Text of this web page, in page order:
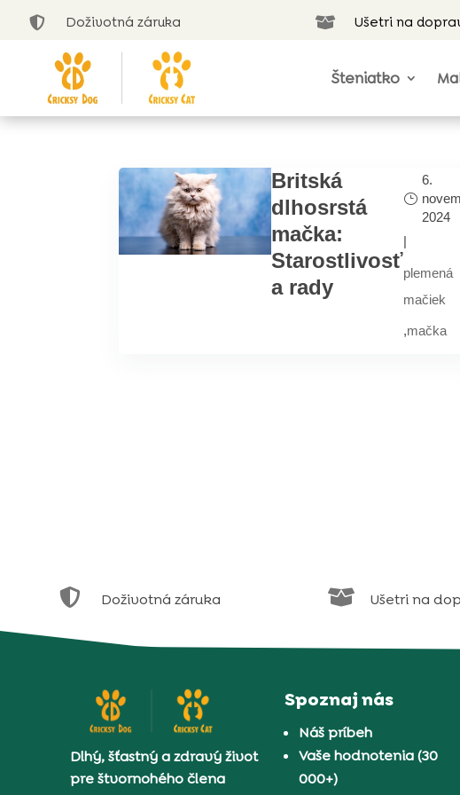
 Doživotná záruka  Ušetri na
Šteniatko
Britská
dlhosrstá
mačka:
Starostlivosť
a rady
6.
2024
|
plemená
mačiek
,mačka
 Doživotná záruka  Ušetri na
Dlhý, šťastný a zdravý život
pre štvornohého člena
Spoznaj nás
Náš príbeh
Vaše hodnotenia (30
000+)